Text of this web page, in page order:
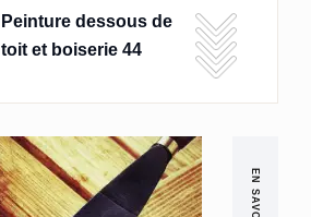
Peinture dessous de
toit et boiserie 44